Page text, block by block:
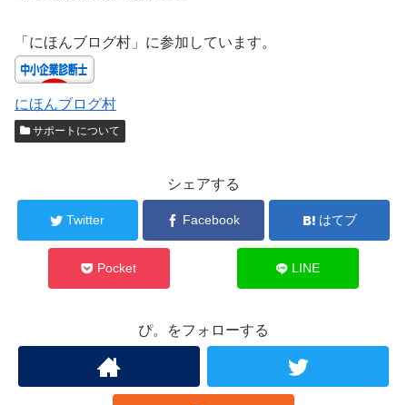
「にほんブログ村」に参加しています。
にほんブログ村
サポートについて
シェアする
Twitter Facebook はてブ
Pocket LINE
ぴ。をフォローする